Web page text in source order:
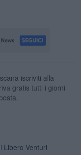
iscriviti alla
gratis tutti i giorni
Libero Venturi